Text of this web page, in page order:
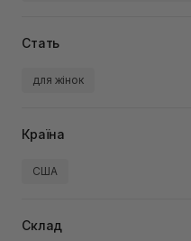
Стать
для жінок
Країна
США
Склад